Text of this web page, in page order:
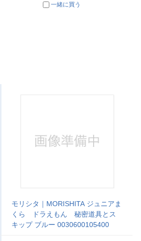
一緒に買う
モリシタ｜MORISHITA ジュニアま
くら ドラえもん 秘密道具とス
キップ ブルー 0030600105400